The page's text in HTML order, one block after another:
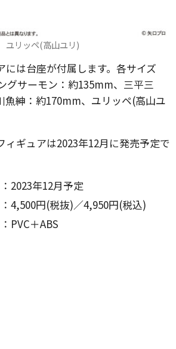
ユリッペ(高山ユリ)
には台座が付属します。各サイズ
グサーモン：約135mm、三平三
魚紳：約170mm、ユリッペ(高山ユ
ィギュアは2023年12月に発売予定で
年12月予定
円(税抜)／4,950円(税込)
＋ABS